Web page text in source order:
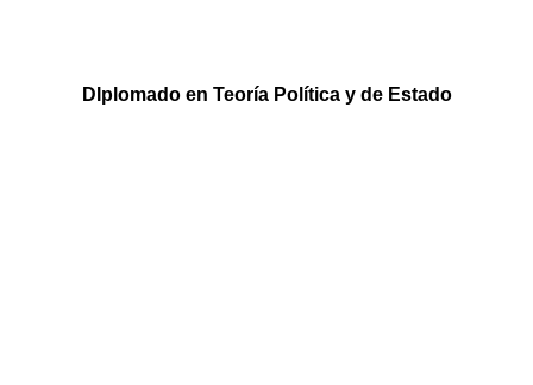
DIplomado en Teoría Política y de Estado